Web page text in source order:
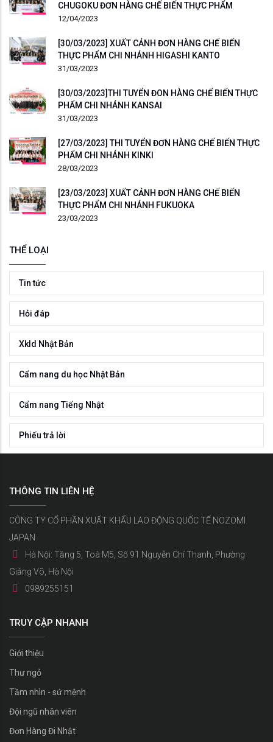
CHUGOKU ĐƠN HÀNG CHẾ BIẾN THỰC PHẨM
12/04/2023
[30/03/2023] XUẤT CẢNH ĐƠN HÀNG CHẾ BIẾN
THỰC PHẨM CHI NHÁNH HIGASHI KANTO
31/03/2023
[30/03/2023]THI TUYỂN ĐON HÀNG CHẾ BIẾN THỰC
PHẨM CHI NHÁNH KANSAI
31/03/2023
[27/03/2023] THI TUYỂN ĐƠN HÀNG CHẾ BIẾN THỰC
PHẨM CHI NHÁNH KINKI
28/03/2023
[23/03/2023] XUẤT CẢNH ĐƠN HÀNG CHẾ BIẾN
THỰC PHẨM CHI NHÁNH FUKUOKA
23/03/2023
THỂ LOẠI
Tin tức
Hỏi đáp
Xkld Nhật Bản
Cẩm nang du học Nhật Bản
Cẩm nang Tiếng Nhật
Phiếu trả lời
THÔNG TIN LIÊN HỆ
CÔNG TY CỔ PHẦN XUẤT KHẨU LAO ĐỘNG QUỐC TẾ NOZOMI
JAPAN
Hà Nội: Tầng 5, Toà M5, Số 91 Nguyễn Chí Thanh, Phường
Giảng Võ, Hà Nội
0989255151
TRUY CẬP NHANH
Giới thiệu
Thư ngỏ
Tầm nhìn - sứ mệnh
Đội ngũ nhân viên
Đơn Hàng Đi Nhật